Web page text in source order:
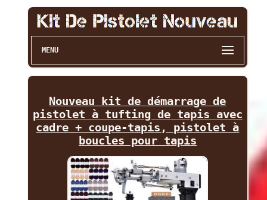
MENU
Nouveau kit de démarrage de
pistolet à tufting de tapis avec
cadre + coupe-tapis, pistolet à
boucles pour tapis